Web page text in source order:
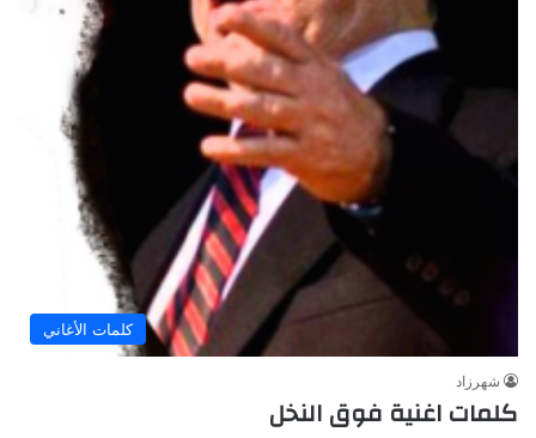
كلمات الأغاني
شهرزاد
كلمات اغنية فوق النخل